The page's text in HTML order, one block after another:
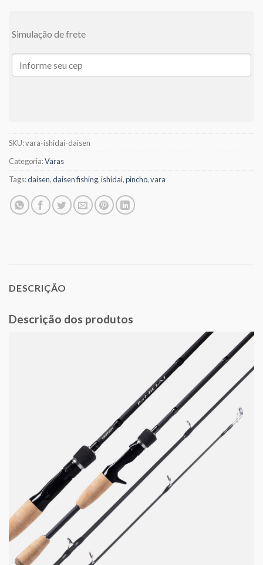
Simulação de frete
SKU:vara-ishidai-daisen
Categoria:Varas
Tags:daisen,daisen fishing,ishidai,pincho,vara
DESCRIÇÃO
Descrição dos produtos